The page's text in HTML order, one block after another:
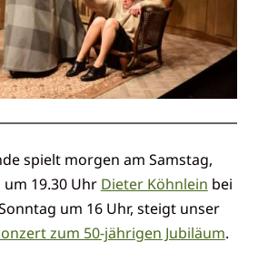
spielt morgen am Samstag,
19.30 Uhr Dieter Köhnlein bei
um 16 Uhr, steigt unser
zum 50-jährigen Jubiläum.